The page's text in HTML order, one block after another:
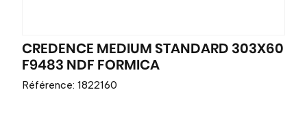
CREDENCE MEDIUM STANDARD 303X60
F9483 NDF FORMICA
Référence: 1822160